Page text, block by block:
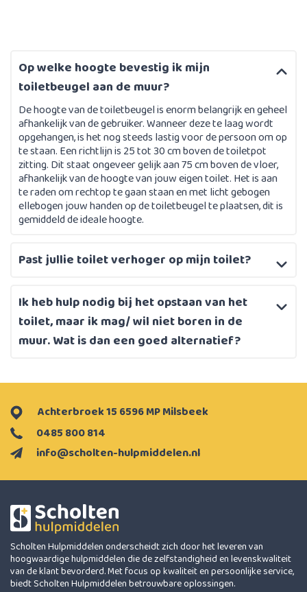
Op welke hoogte bevestig ik mijn
toiletbeugel aan de muur?
De hoogte van de toiletbeugel is enorm belangrijk en geheel
afhankelijk van de gebruiker. Wanneer deze te laag wordt
opgehangen, is het nog steeds lastig voor de persoon om op
te staan. Een richtlijn is 25 tot 30 cm boven de toiletpot
zitting. Dit staat ongeveer gelijk aan 75 cm boven de vloer,
afhankelijk van de hoogte van jouw eigen toilet. Het is aan
te raden om rechtop te gaan staan en met licht gebogen
ellebogen jouw handen op de toiletbeugel te plaatsen, dit is
gemiddeld de ideale hoogte.
Past jullie toilet verhoger op mijn toilet?
Ik heb hulp nodig bij het opstaan van het
toilet, maar ik mag/ wil niet boren in de
muur. Wat is dan een goed alternatief?
info@scholten-hulpmiddelen.nl
0485 800 814
Achterbroek 15 6596 MP Milsbeek
Scholten Hulpmiddelen onderscheidt zich door het leveren van
hoogwaardige hulpmiddelen die de zelfstandigheid en levenskwaliteit
van de klant bevorderd. Met focus op kwaliteit en persoonlijke service,
biedt Scholten Hulpmiddelen betrouwbare oplossingen.